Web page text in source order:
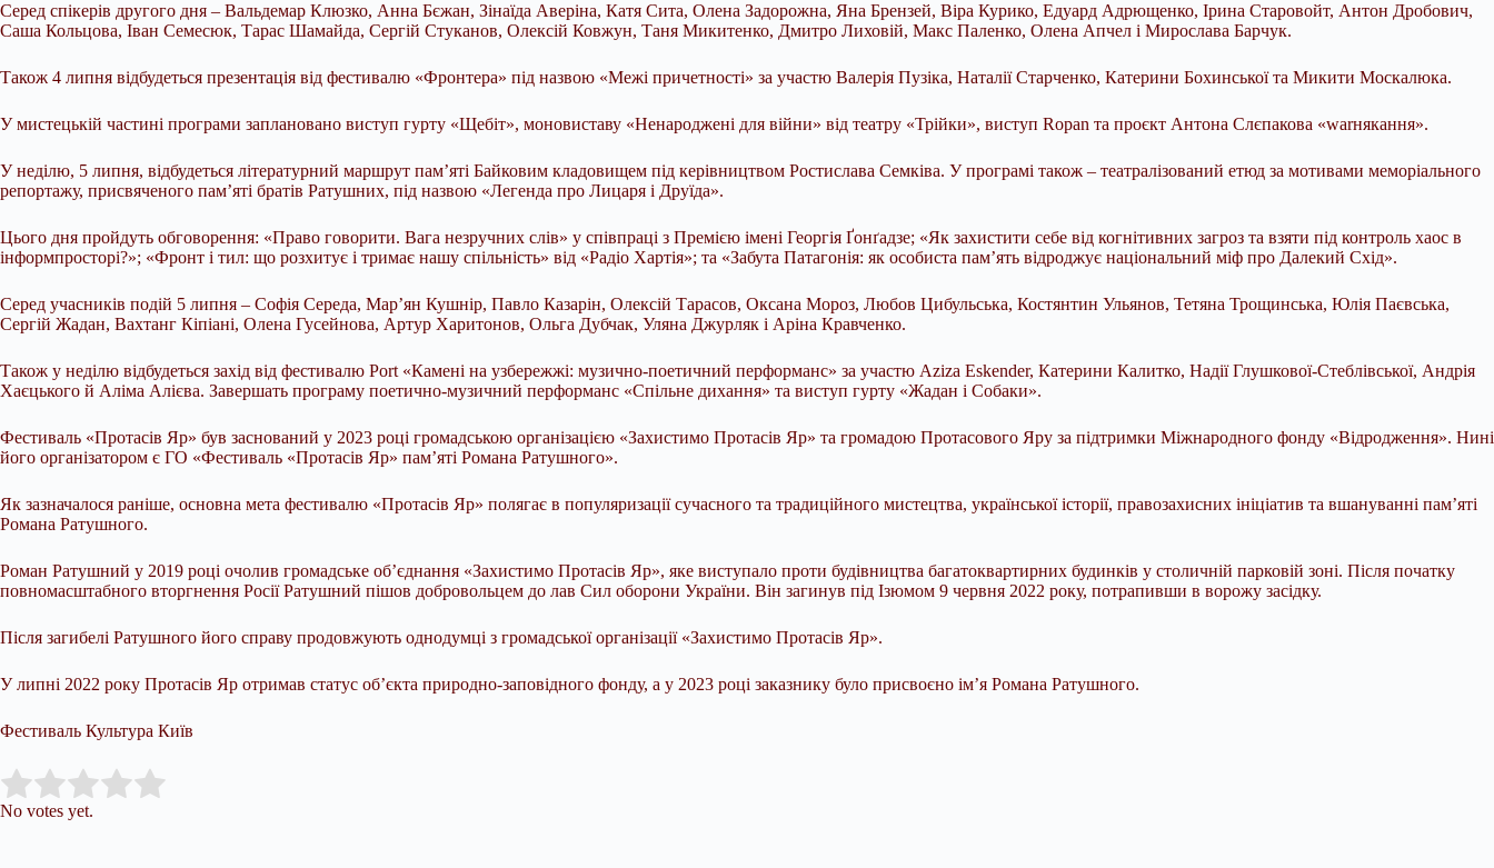
Серед спікерів другого дня – Вальдемар Клюзко, Анна Бєжан, Зінаїда Аверіна, Катя Сита, Олена Задорожна, Яна Брензей, Віра Курико, Едуард Адрющенко, Ірина Старовойт, Антон Дробович,
Саша Кольцова, Іван Семесюк, Тарас Шамайда, Сергій Стуканов, Олексій Ковжун, Таня Микитенко, Дмитро Лиховій, Макс Паленко, Олена Апчел і Мирослава Барчук.
Також 4 липня відбудеться презентація від фестивалю «Фронтера» під назвою «Межі причетності» за участю Валерія Пузіка, Наталії Старченко, Катерини Бохинської та Микити Москалюка.
У мистецькій частині програми заплановано виступ гурту «Щебіт», моновиставу «Ненароджені для війни» від театру «Трійки», виступ Ropan та проєкт Антона Слєпакова «warнякання».
У неділю, 5 липня, відбудеться літературний маршрут пам’яті Байковим кладовищем під керівництвом Ростислава Семківа. У програмі також – театралізований етюд за мотивами меморіального
репортажу, присвяченого пам’яті братів Ратушних, під назвою «Легенда про Лицаря і Друїда».
Цього дня пройдуть обговорення: «Право говорити. Вага незручних слів» у співпраці з Премією імені Георгія Ґонґадзе; «Як захистити себе від когнітивних загроз та взяти під контроль хаос в
інформпросторі?»; «Фронт і тил: що розхитує і тримає нашу спільність» від «Радіо Хартія»; та «Забута Патагонія: як особиста пам’ять відроджує національний міф про Далекий Схід».
Серед учасників подій 5 липня – Софія Середа, Мар’ян Кушнір, Павло Казарін, Олексій Тарасов, Оксана Мороз, Любов Цибульська, Костянтин Ульянов, Тетяна Трощинська, Юлія Паєвська,
Сергій Жадан, Вахтанг Кіпіані, Олена Гусейнова, Артур Харитонов, Ольга Дубчак, Уляна Джурляк і Аріна Кравченко.
Також у неділю відбудеться захід від фестивалю Port «Камені на узбережжі: музично-поетичний перформанс» за участю Aziza Eskender, Катерини Калитко, Надії Глушкової-Стеблівської, Андрія
Хаєцького й Аліма Алієва. Завершать програму поетично-музичний перформанс «Спільне дихання» та виступ гурту «Жадан і Собаки».
Фестиваль «Протасів Яр» був заснований у 2023 році громадською організацією «Захистимо Протасів Яр» та громадою Протасового Яру за підтримки Міжнародного фонду «Відродження». Нині
його організатором є ГО «Фестиваль «Протасів Яр» пам’яті Романа Ратушного».
Як зазначалося раніше, основна мета фестивалю «Протасів Яр» полягає в популяризації сучасного та традиційного мистецтва, української історії, правозахисних ініціатив та вшануванні пам’яті
Романа Ратушного.
Роман Ратушний у 2019 році очолив громадське об’єднання «Захистимо Протасів Яр», яке виступало проти будівництва багатоквартирних будинків у столичній парковій зоні. Після початку
повномасштабного вторгнення Росії Ратушний пішов добровольцем до лав Сил оборони України. Він загинув під Ізюмом 9 червня 2022 року, потрапивши в ворожу засідку.
Після загибелі Ратушного його справу продовжують однодумці з громадської організації «Захистимо Протасів Яр».
У липні 2022 року Протасів Яр отримав статус об’єкта природно-заповідного фонду, а у 2023 році заказнику було присвоєно ім’я Романа Ратушного.
Фестиваль Культура Київ
Rate this item:
No votes yet.